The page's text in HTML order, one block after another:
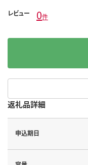
レビュー 0件
返礼品詳細
申込期日